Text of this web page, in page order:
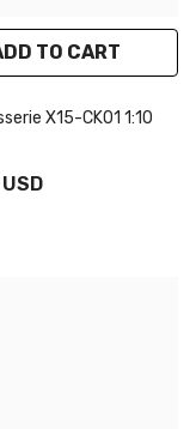
TO CART
X15-CK01 1:10